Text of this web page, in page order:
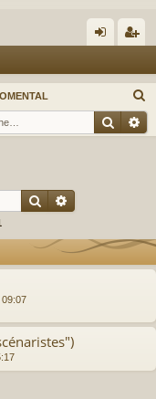
ne
xi
nr
eg
e
c
Rechercher